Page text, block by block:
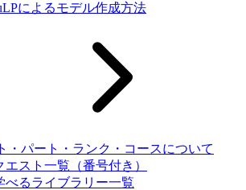
によるモデル作成方法
・パート・ランク・コースについて
エスト一覧（番号付き）
べるライブラリー一覧